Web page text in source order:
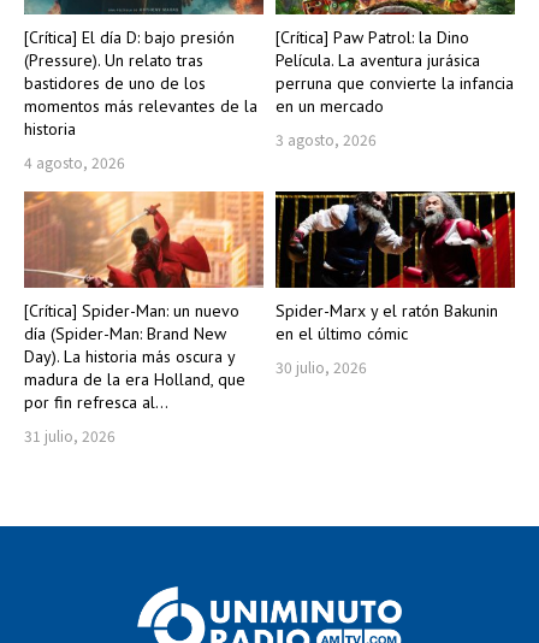
[Crítica] El día D: bajo presión
(Pressure). Un relato tras
bastidores de uno de los
momentos más relevantes de la
historia
4 agosto, 2026
[Crítica] Paw Patrol: la Dino
Película. La aventura jurásica
perruna que convierte la infancia
en un mercado
3 agosto, 2026
[Crítica] Spider-Man: un nuevo
día (Spider-Man: Brand New
Day). La historia más oscura y
madura de la era Holland, que
por fin refresca al...
31 julio, 2026
Spider-Marx y el ratón Bakunin
en el último cómic
30 julio, 2026